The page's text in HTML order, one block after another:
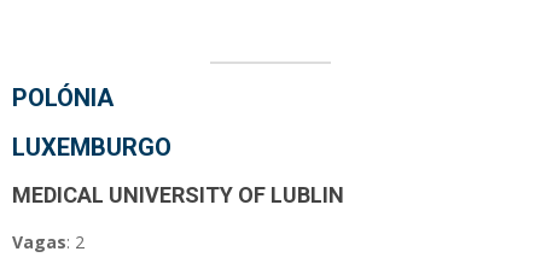
POLÓNIA
LUXEMBURGO
MEDICAL UNIVERSITY OF LUBLIN
Vagas: 2